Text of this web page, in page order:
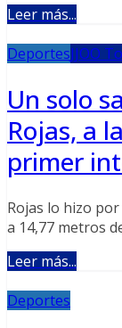
Leer más...
DeportesJJOO
Un solo
Rojas, a
primer
Rojas lo hizo
a 14,77 metros
Leer más...
Deportes